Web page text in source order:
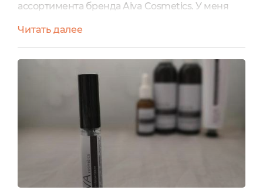
ассортимента бренда Aiva Cosmetics. У меня
Redness. Сыворотка не произвела на меня
особого эффекта, а вот маски были неплохие.
Сохранились фотки только чёрной маски с
альфа-липоевой кислотой, но вкратце расскажу
ещё о зелёной маске с хлорофилл-каротиновой
пастой.Вообще этот бренд крафтовый...
Читать далее